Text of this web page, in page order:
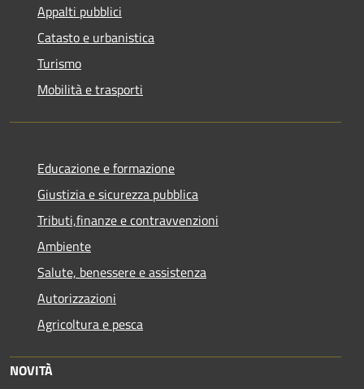
Appalti pubblici
Catasto e urbanistica
Turismo
Mobilità e trasporti
Educazione e formazione
Giustizia e sicurezza pubblica
Tributi,finanze e contravvenzioni
Ambiente
Salute, benessere e assistenza
Autorizzazioni
Agricoltura e pesca
NOVITÀ